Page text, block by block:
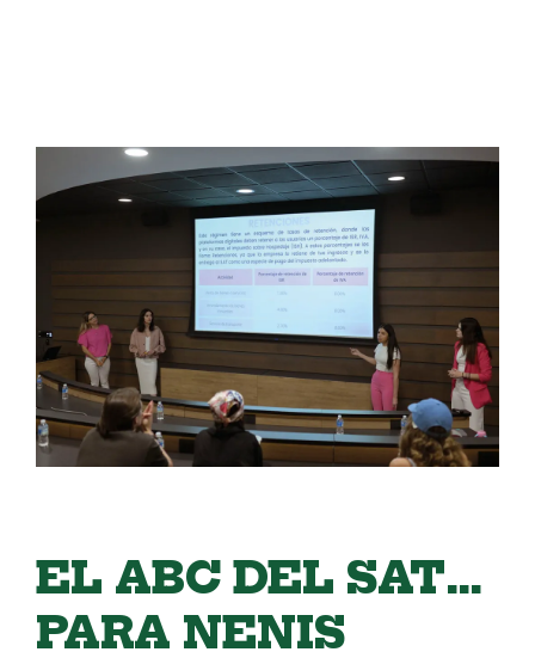
EL ABC DEL SAT…
PARA NENIS